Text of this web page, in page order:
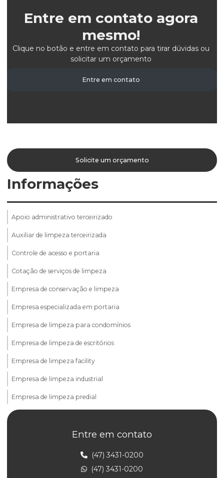
Entre em contato agora
mesmo!
Clique no botão e entre em contato para tirar dúvidas ou
solicitar um orçamento
Entre em contato
Solicite um orçamento
Informações
Apoio administrativo terceirizado
Auxiliar de limpeza terceirizada
Controle de acesso e portaria
Cotação de serviços de limpeza
Empresa de conservação e limpeza
Empresa especializada em portaria
Empresa de limpeza para condomínios
Empresa de limpeza de escritórios
Empresa de limpeza facility
Empresa de limpeza industrial
Empresa de limpeza predial
Empresa de limpeza predial terceirizada
Empresa de limpeza de prédios
Empresa de limpeza profissional
Empresa de limpeza de vidros e fachadas
Entre em contato
(47) 3431-0200
(47) 3431-0200